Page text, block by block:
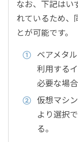
なお、下記はい
れているため、
とが可能です。
ベアメタ
利用する
必要な場
仮想マシ
より選択
る。